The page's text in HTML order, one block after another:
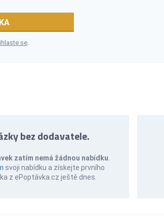
se.
bez dodavatele.
zatím nemá žádnou nabídku
svoji nabídku a získejte prvního
z ePoptávka.cz ještě dnes.